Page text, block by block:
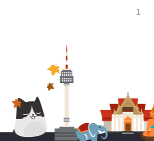
1